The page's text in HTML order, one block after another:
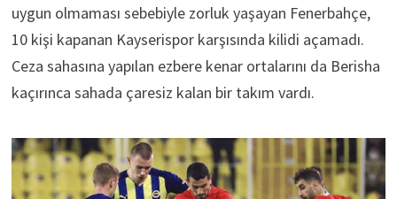
uygun olmaması sebebiyle zorluk yaşayan Fenerbahçe,
10 kişi kapanan Kayserispor karşısında kilidi açamadı.
Ceza sahasına yapılan ezbere kenar ortalarını da Berisha
kaçırınca sahada çaresiz kalan bir takım vardı.